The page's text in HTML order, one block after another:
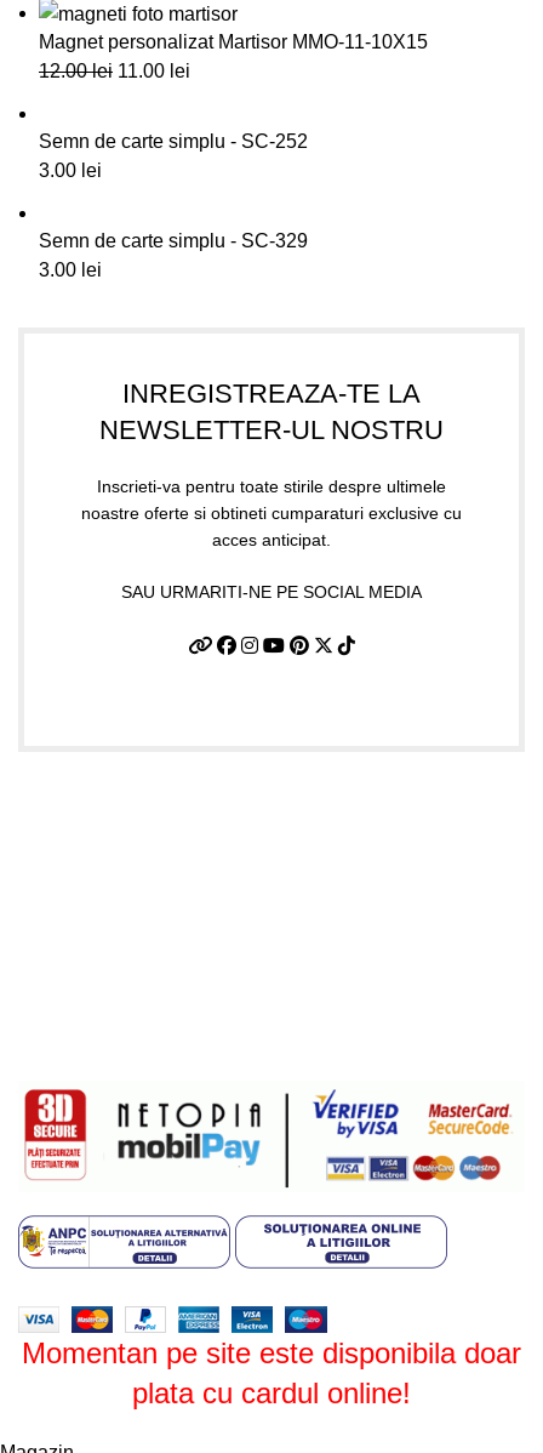
Magnet personalizat Martisor MMO-11-10X15
12.00lei 11.00 lei
Semn de carte simplu - SC-252
3.00 lei
Semn de carte simplu - SC-329
3.00 lei
INREGISTREAZA-TE LA
NEWSLETTER-UL NOSTRU
Inscrieti-va pentru toate stirile despre ultimele
noastre oferte si obtineti cumparaturi exclusive cu
acces anticipat.
SAU URMARITI-NE PE SOCIAL MEDIA
Momentan pe site este disponibila doar
plata cu cardul online!